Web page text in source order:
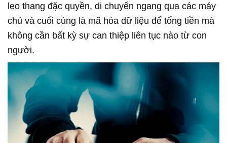
leo thang đặc quyền, di chuyển ngang qua các máy
chủ và cuối cùng là mã hóa dữ liệu để tống tiền mà
không cần bất kỳ sự can thiệp liên tục nào từ con
người.